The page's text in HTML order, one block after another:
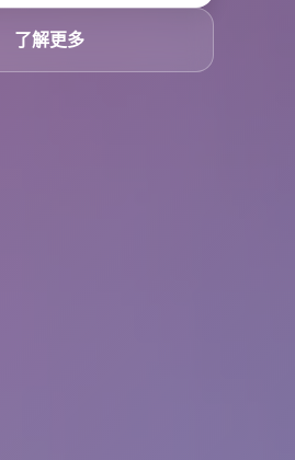
了解更多